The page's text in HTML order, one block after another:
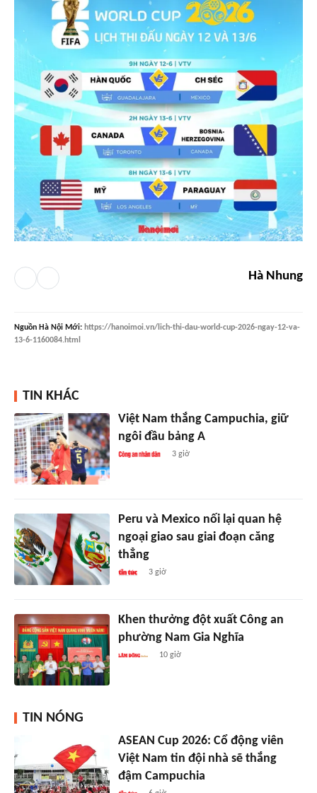
Hà Nhung
Nguồn Hà Nội Mới: https://hanoimoi.vn/lich-thi-dau-world-cup-2026-ngay-12-va-
13-6-1160084.html
TIN KHÁC
Việt Nam thắng Campuchia, giữ
ngôi đầu bảng A
3 giờ
Peru và Mexico nối lại quan hệ
ngoại giao sau giai đoạn căng
thẳng
3 giờ
Khen thưởng đột xuất Công an
phường Nam Gia Nghĩa
10 giờ
TIN NÓNG
ASEAN Cup 2026: Cổ động viên
Việt Nam tin đội nhà sẽ thắng
đậm Campuchia